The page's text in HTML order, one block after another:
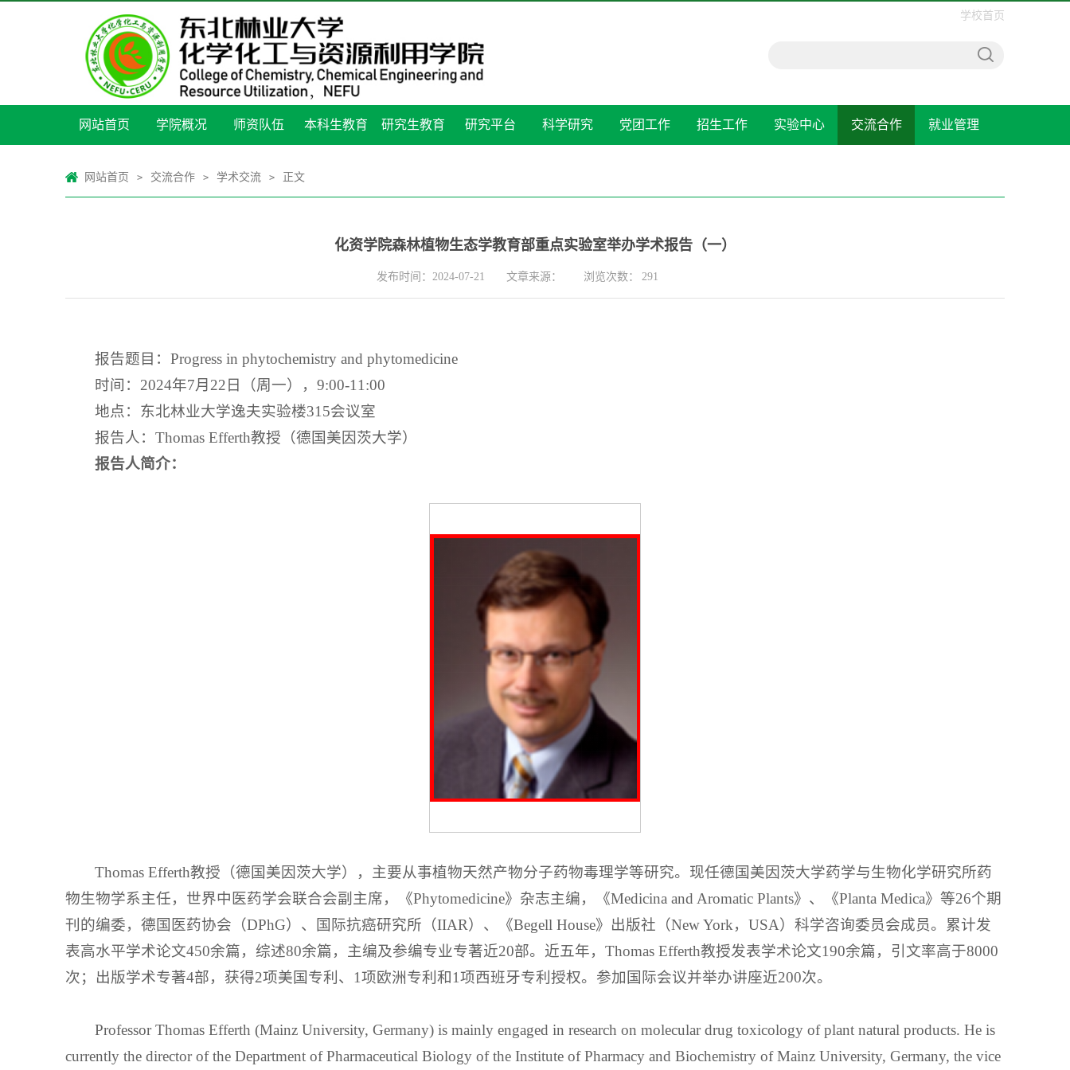
学校首页
网站首页 学院概况 师资队伍 本科生教育 研究生教育 研究平台 科学研究 党团工作 招生工作 实验中心 交流合作 就业管理
网站首页 > 交流合作 > 学术交流 > 正文
化资学院森林植物生态学教育部重点实验室举办学术报告（一）
发布时间：2024-07-21 文章来源： 浏览次数： 291
报告题目：Progress in phytochemistry and phytomedicine
时间：2024年7月22日（周一），9:00-11:00
地点：东北林业大学逸夫实验楼315会议室
报告人：Thomas Efferth教授（德国美因茨大学）
报告人简介：
Thomas Efferth教授（德国美因茨大学），主要从事植物天然产物分子药物毒理学等研究。现任德国美因茨大学药学与生物化学研究所药
物生物学系主任，世界中医药学会联合会副主席，《Phytomedicine》杂志主编，《Medicina and Aromatic Plants》、《Planta Medica》等26个期
刊的编委，德国医药协会（DPhG）、国际抗癌研究所（IIAR）、《Begell House》出版社（New York，USA）科学咨询委员会成员。累计发
表高水平学术论文450余篇，综述80余篇，主编及参编专业专著近20部。近五年，Thomas Efferth教授发表学术论文190余篇，引文率高于8000
次；出版学术专著4部，获得2项美国专利、1项欧洲专利和1项西班牙专利授权。参加国际会议并举办讲座近200次。
Professor Thomas Efferth (Mainz University, Germany) is mainly engaged in research on molecular drug toxicology of plant natural products. He is
currently the director of the Department of Pharmaceutical Biology of the Institute of Pharmacy and Biochemistry of Mainz University, Germany, the vice